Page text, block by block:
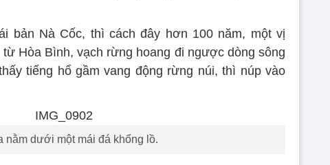
bản Nà Cốc, thì cách đây hơn 100 năm, một vị
từ Hòa Bình, vạch rừng hoang đi ngược dòng sông
tiếng hổ gầm vang động rừng núi, thì núp vào
nằm dưới một mái đá khổng lồ.